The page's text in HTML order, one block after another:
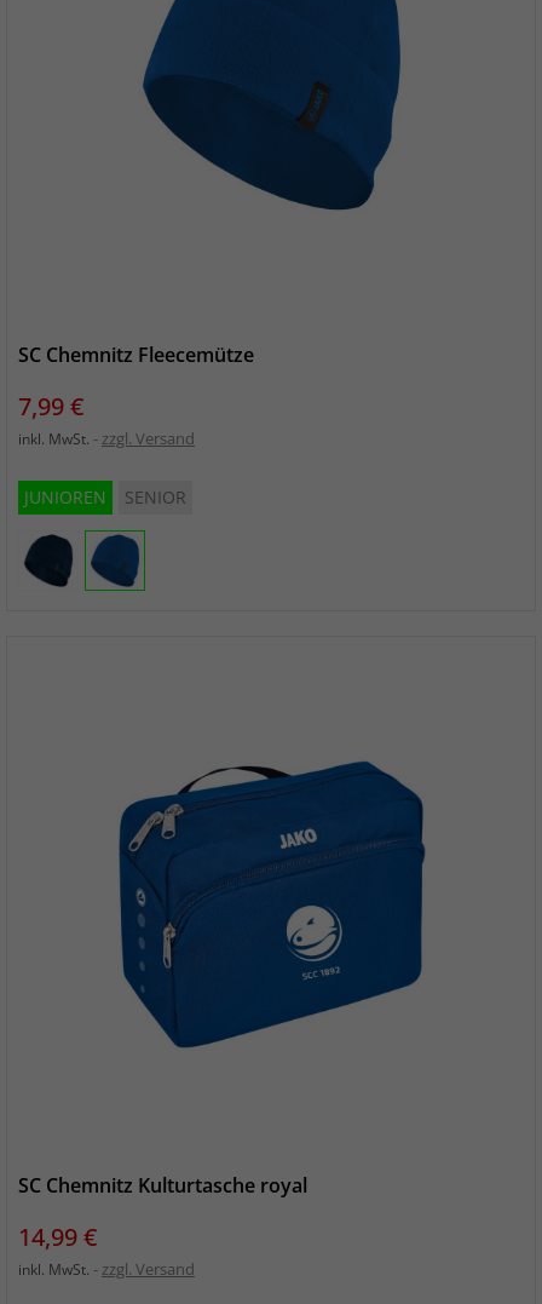
SC Chemnitz Fleecemütze
Preis
7,99 €
inkl. MwSt. zzgl. Versand
JUNIOREN SENIOR
SC Chemnitz Kulturtasche royal
Preis
14,99 €
inkl. MwSt. zzgl. Versand